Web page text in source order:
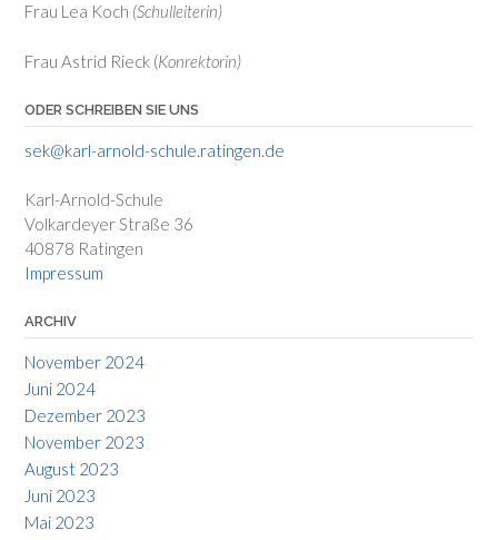
Frau Lea Koch (Schulleiterin)
Frau Astrid Rieck (Konrektorin)
ODER SCHREIBEN SIE UNS
sek@karl-arnold-schule.ratingen.de
Karl-Arnold-Schule
Volkardeyer Straße 36
40878 Ratingen
Impressum
ARCHIV
November 2024
Juni 2024
Dezember 2023
November 2023
August 2023
Juni 2023
Mai 2023